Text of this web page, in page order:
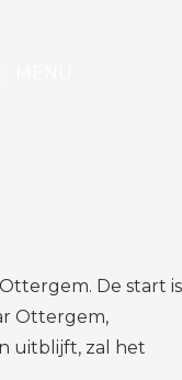
De start is
Ottergem,
uitblijft, zal het